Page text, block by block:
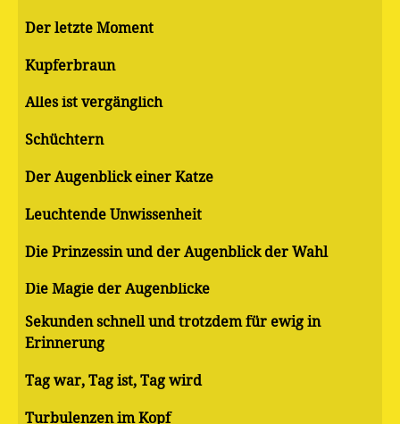
Der letzte Moment
Kupferbraun
Alles ist vergänglich
Schüchtern
Der Augenblick einer Katze
Leuchtende Unwissenheit
Die Prinzessin und der Augenblick der Wahl
Die Magie der Augenblicke
Sekunden schnell und trotzdem für ewig in
Erinnerung
Tag war, Tag ist, Tag wird
Turbulenzen im Kopf